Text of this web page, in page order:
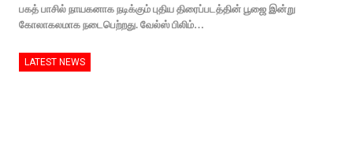
பகத் பாசில் நாயகனாக நடிக்கும் புதிய திரைப்படத்தின் பூஜை இன்று
கோலாகலமாக நடைபெற்றது. வேல்ஸ் பிலிம்…
LATEST NEWS